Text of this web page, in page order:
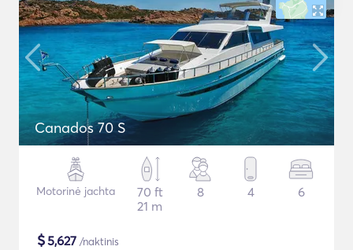
Canados 70 S
Motorinė jachta
70 ft
21 m
8 4 6
$5,627 /naktinis